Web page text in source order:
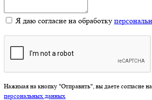
Я даю согласие на обработку
Нажимая на кнопку "Отправить", вы даете согласие
персональных данных